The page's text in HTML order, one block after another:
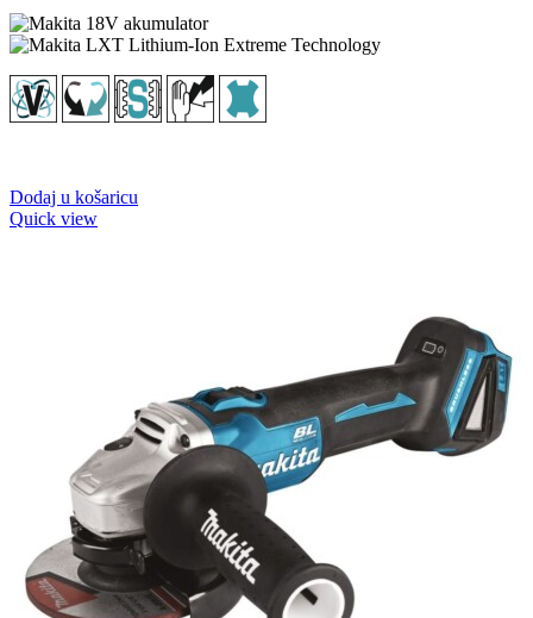
Dodaj u košaricu
Quick view